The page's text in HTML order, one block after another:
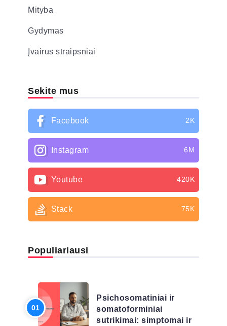
Mityba
Gydymas
Įvairūs straipsniai
Sekite mus
Facebook 2K
Instagram 6M
Youtube 420K
Stack 75K
Populiariausi
Psichosomatiniai ir
somatoforminiai
sutrikimai: simptomai ir